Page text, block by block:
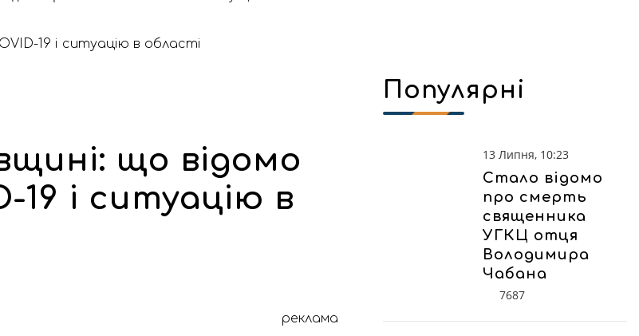
що відомо
і ситуацію в
реклама
Популярні
13 Липня, 10:23
Стало відомо
про смерть
священника
УГКЦ отця
Володимира
Чабана
7687